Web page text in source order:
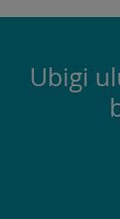
Ubigi